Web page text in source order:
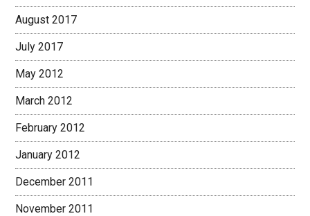
August 2017
July 2017
May 2012
March 2012
February 2012
January 2012
December 2011
November 2011